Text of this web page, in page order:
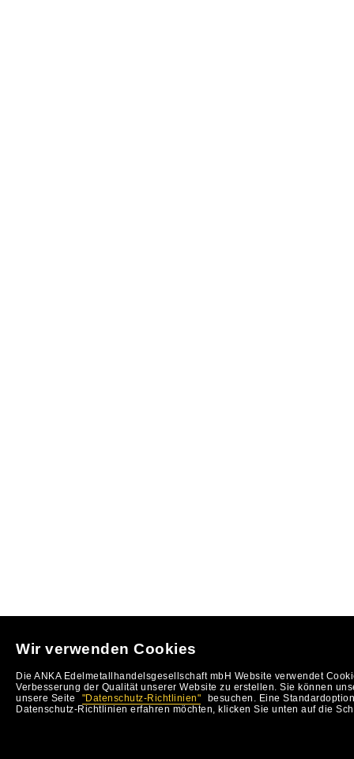
Wir verwenden Cookies
Die ANKA Edelmetallhandelsgesellschaft mbH Website verwendet
Verbesserung der Qualität unserer Website zu erstellen. Sie können
unsere Seite
"Datenschutz-Richtlinien"
besuchen. Eine
Datenschutz-Richtlinien erfahren möchten, klicken Sie unten auf die